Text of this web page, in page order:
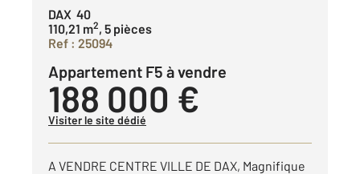
DAX 40
110,21 m2, 5 pièces
Ref : 25094
Appartement F5 à vendre
188 000 €
Visiter le site dédié
A VENDRE CENTRE VILLE DE DAX, Magnifique